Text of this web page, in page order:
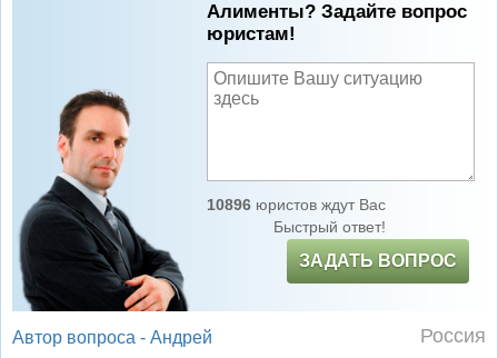
Алименты? Задайте вопрос
юристам!
10896юристов ждут Вас
Быстрый ответ!
ЗАДАТЬ ВОПРОС
Автор вопроса - Андрей Россия